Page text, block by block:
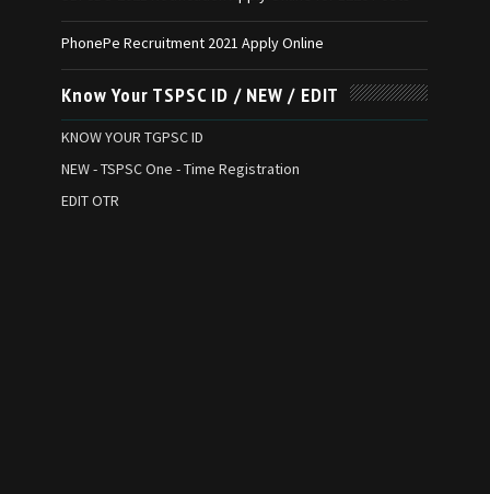
PhonePe Recruitment 2021 Apply Online
Know Your TSPSC ID / NEW / EDIT
KNOW YOUR TGPSC ID
NEW - TSPSC One - Time Registration
EDIT OTR